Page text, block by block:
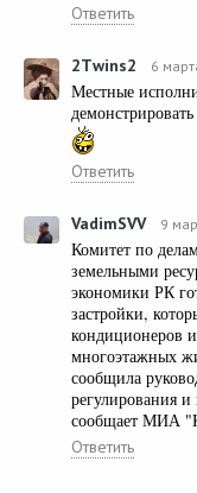
Ответить
2Тwins2 6
Местные
Ответить
VadimSVV 9
Комитет по
земельными
экономики РК
застройки,
кондиционеров
многоэтажных
сообщила
регулирования
сообщает МИА
Ответить